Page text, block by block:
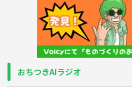
おちつきAIラジオ